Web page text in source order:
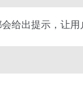
给出提示，让